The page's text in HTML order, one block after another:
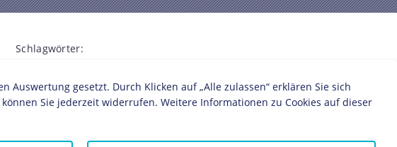
Schlagwörter:
Wissenschaft Philosophie Sozialismus Wirtschaftstheorie Ökonomie
gesetzt. Durch Klicken auf „Alle zulassen“ erklären Sie sich
Sie jederzeit widerrufen. Weitere Informationen zu Cookies auf dieser